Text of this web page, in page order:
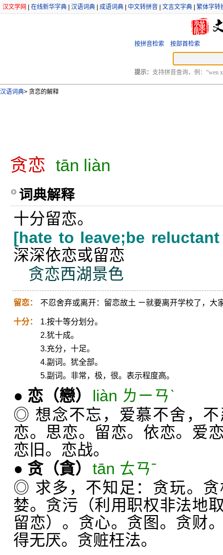
汉文学网 在线新华字典 汉语词典 成语词典 中文转拼音 文言文字典 繁体字转
按拼音检索 按部首检索
提示： 支持拼音查询，例：“wen
汉语词典> 贪恋的解释
贪恋 tān liàn
词典解释
十分留恋。
[hate to leave;be
深深依恋或留恋
贪恋西湖景色
留恋： 不忍舍弃或离开：留恋故土 ㄧ就要离开学校了，大
十分：
1.按十等分划分。
2.犹十成。
3.充分，十足。
4.副词。犹全部。
5.副词。非常，极，很。表示程度高。
● 恋 （戀）
liàn ㄌㄧㄢˋ
◎ 想念不忘，爱慕不舍，
恋。思恋。留恋。依恋。爱
恋旧。恋战。
● 贪（貪） tān ㄊㄢˉ
◎ 求多，不知足：贪玩。
婪。贪污（利用职权非法地
留恋）。贪心。贪图。贪财
得无厌。贪赃枉法。